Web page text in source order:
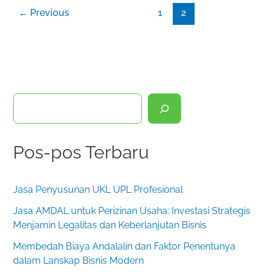
← Previous 1 2
a
iPos-pos Terbaru
Jasa Penyusunan UKL UPL Profesional
Jasa AMDAL untuk Perizinan Usaha: Investasi Strategis
Menjamin Legalitas dan Keberlanjutan Bisnis
Membedah Biaya Andalalin dan Faktor Penentunya
dalam Lanskap Bisnis Modern